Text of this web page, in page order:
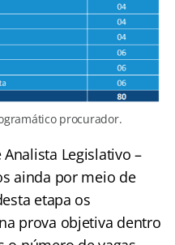
procurador.
Legislativo –
ainda por meio de
etapa os
prova objetiva dentro